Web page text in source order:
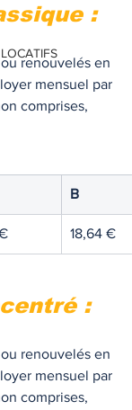
:
renouvelés en
mensuel par
comprises,
B
18,64 €
:
renouvelés en
mensuel par
comprises,